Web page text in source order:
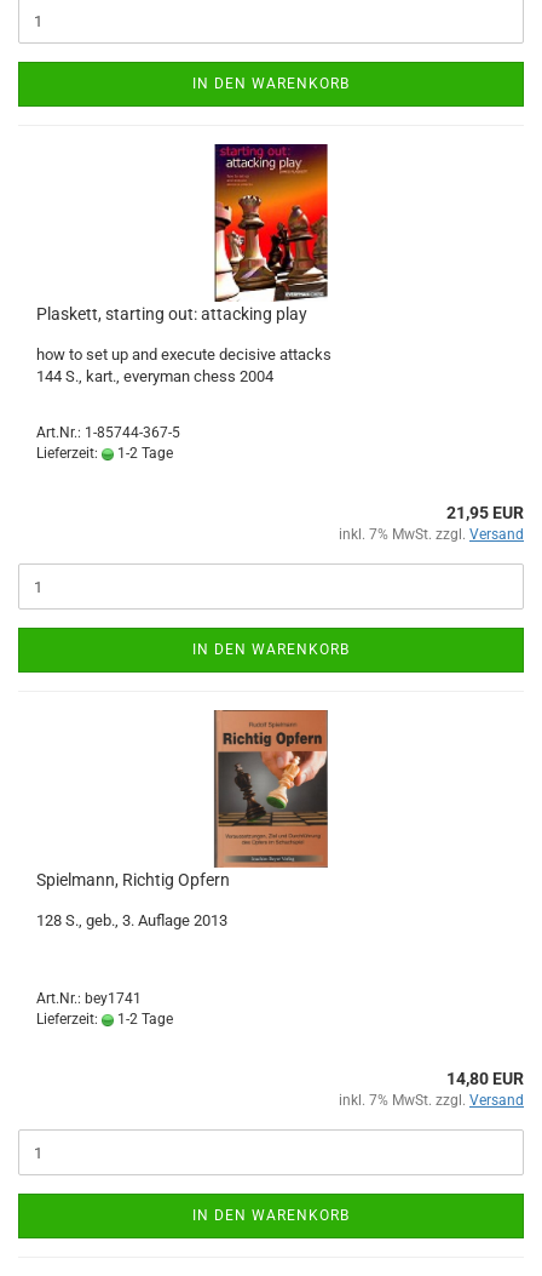
IN DEN WARENKORB
Plaskett, starting out: attacking play
how to set up and execute decisive attacks
144 S., kart., everyman chess 2004
Art.Nr.: 1-85744-367-5
Lieferzeit:
1-2 Tage
21,95 EUR
inkl. 7% MwSt. zzgl. Versand
IN DEN WARENKORB
Spielmann, Richtig Opfern
128 S., geb., 3. Auflage 2013
Art.Nr.: bey1741
Lieferzeit:
1-2 Tage
14,80 EUR
inkl. 7% MwSt. zzgl. Versand
IN DEN WARENKORB